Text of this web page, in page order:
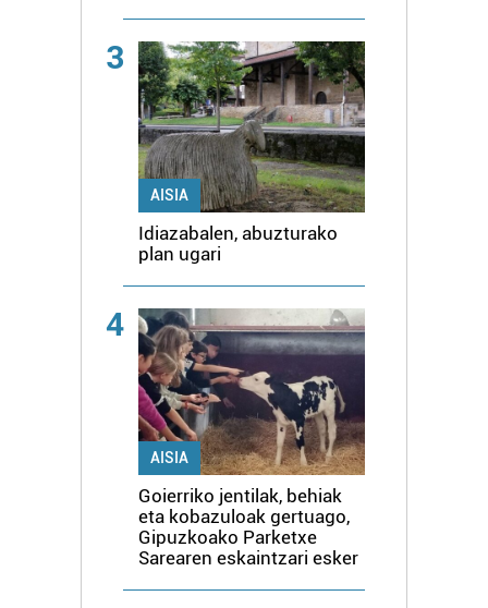
3
AISIA
Idiazabalen, abuzturako
plan ugari
4
AISIA
Goierriko jentilak, behiak
eta kobazuloak gertuago,
Gipuzkoako Parketxe
Sarearen eskaintzari esker